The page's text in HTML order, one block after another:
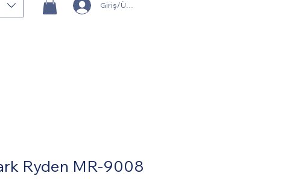
Giriş/Üye Ol
Ryden MR-9008